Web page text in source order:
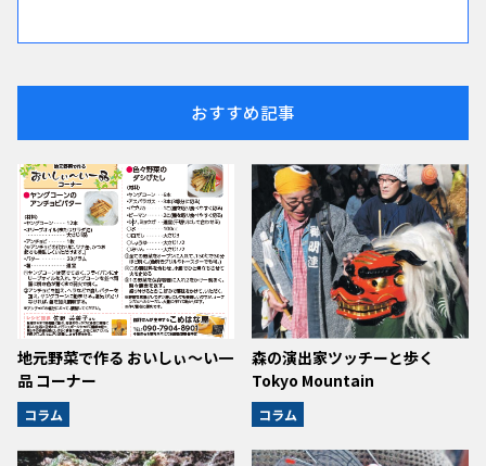
おすすめ記事
地元野菜で作る おいしぃ～い一
品 コーナー
コラム
森の演出家ツッチーと歩く
Tokyo Mountain
コラム